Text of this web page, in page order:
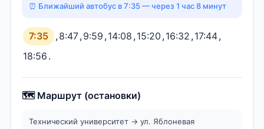
⏰ Ближайший автобус в 7:35 — через 1 час 8 минут
7:35 ,8:47,9:59 ,14:08 ,15:20 ,16:32 ,17:44,
18:56 .
🗺️ Маршрут (остановки)
Технический университет → ул. Яблоневая